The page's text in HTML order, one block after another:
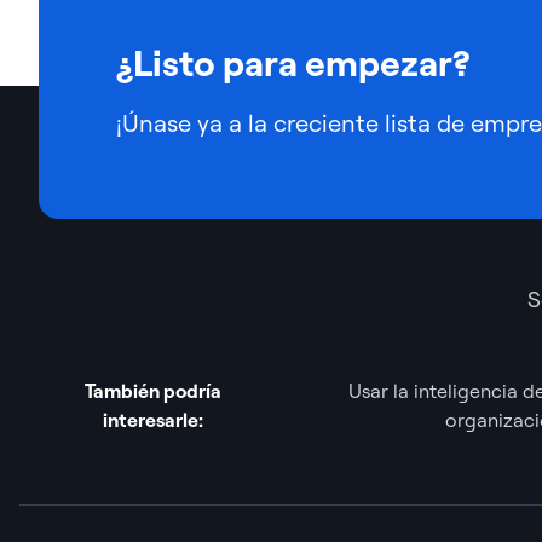
¿Listo para empezar?
¡Únase ya a la creciente lista de
También podría
interesarle:
Usar la inteligencia